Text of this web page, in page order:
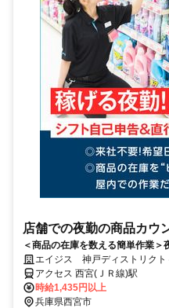
店舗での夜勤の商品カウ
＜商品の在庫を数える簡単作業
接で来社＆履歴書不要！
エイジス 神戸ディストリクト
アクセス 西宮(ＪＲ線)駅
時給1,435円以上
兵庫県西宮市